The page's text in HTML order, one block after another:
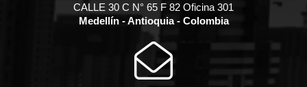
CALLE 30 C N° 65 F 82 Oficina 301
Medellín - Antioquia - Colombia